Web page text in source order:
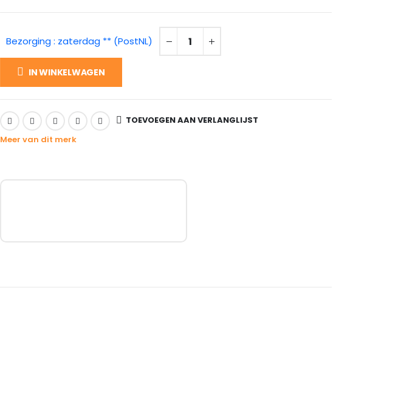
Bezorging : zaterdag ** (PostNL)
IN WINKELWAGEN
TOEVOEGEN AAN VERLANGLIJST
Meer van dit merk